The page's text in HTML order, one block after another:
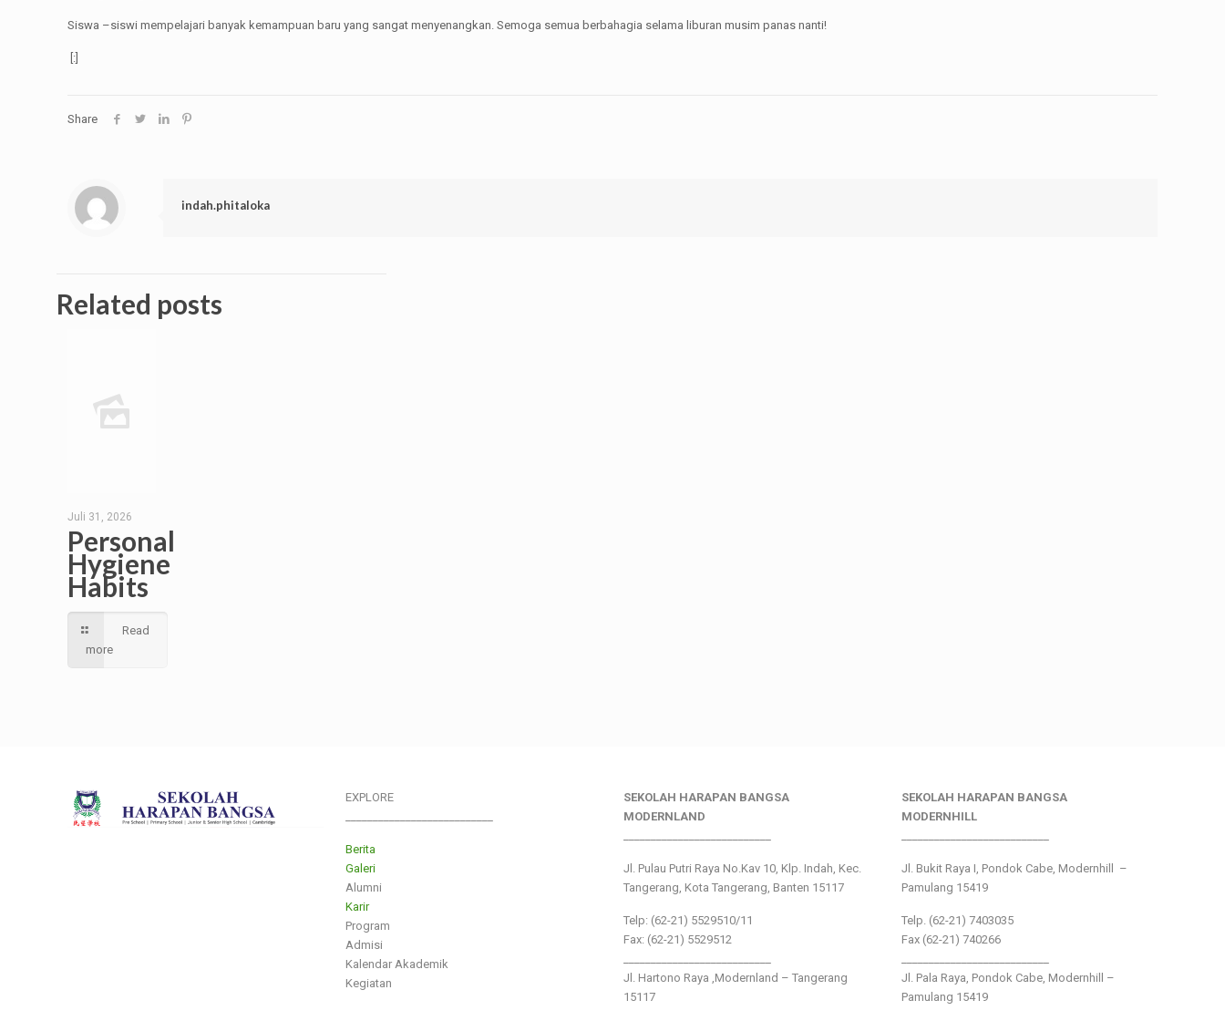
Siswa –siswi mempelajari banyak kemampuan baru yang sangat menyenangkan. Semoga semua berbahagia selama liburan musim panas nanti!
[:]
Share
indah.phitaloka
Related posts
Juli 31, 2026
Personal
Hygiene
Habits
Read
more
EXPLORE
Berita
Galeri
Alumni
Karir
Program
Admisi
Kalendar Akademik
Kegiatan
SEKOLAH HARAPAN BANGSA
MODERNLAND
Jl. Pulau Putri Raya No.Kav 10, Klp. Indah, Kec.
Tangerang, Kota Tangerang, Banten 15117
Telp: (62-21) 5529510/11
Fax: (62-21) 5529512
Jl. Hartono Raya ,Modernland – Tangerang
15117
SEKOLAH HARAPAN BANGSA
MODERNHILL
Jl. Bukit Raya I, Pondok Cabe, Modernhill –
Pamulang 15419
Telp. (62-21) 7403035
Fax (62-21) 740266
Jl. Pala Raya, Pondok Cabe, Modernhill –
Pamulang 15419